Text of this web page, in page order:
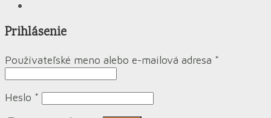
Prihlásenie
Používateľské meno alebo e-mailová adresa *
Heslo *